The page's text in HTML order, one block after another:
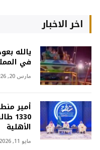
اخر الاخبار
يالله
في
مارس 20, 2026
أمير
الأهلية
مايو 11, 2026